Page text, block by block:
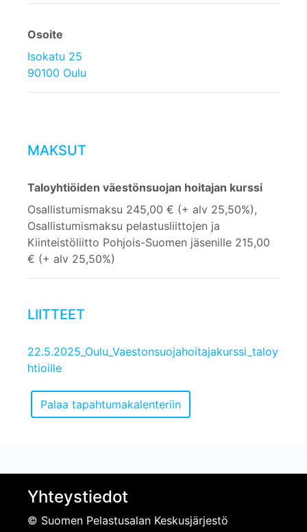
Osoite
Isokatu 25
90100 Oulu
MAKSUT
Taloyhtiöiden väestönsuojan hoitajan kurssi
Osallistumismaksu 245,00 € (+ alv 25,50%),
Osallistumismaksu pelastusliittojen ja
Kiinteistöliitto Pohjois-Suomen jäsenille 215,00
€ (+ alv 25,50%)
LIITTEET
22.5.2025_Oulu_Vaestonsuojahoitajakurssi_taloy
htioille
Yhteystiedot
© Suomen Pelastusalan Keskusjärjestö